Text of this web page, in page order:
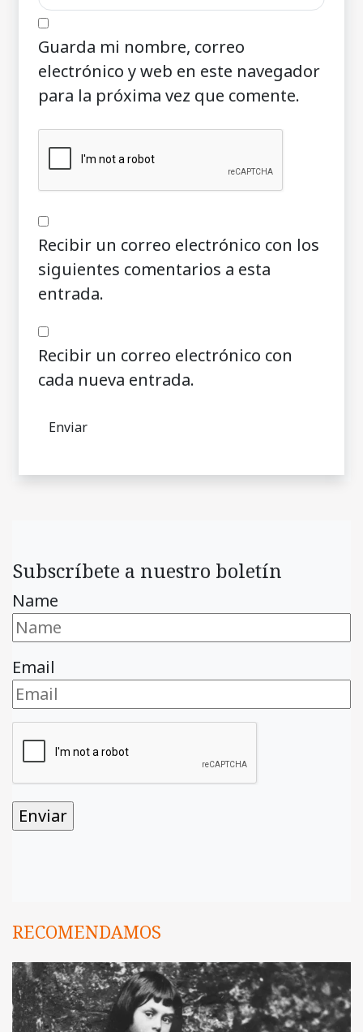
Guarda mi nombre, correo
electrónico y web en este navegador
para la próxima vez que comente.
Recibir un correo electrónico con los
siguientes comentarios a esta
entrada.
Recibir un correo electrónico con
cada nueva entrada.
Subscríbete a nuestro boletín
Name
Email
RECOMENDAMOS